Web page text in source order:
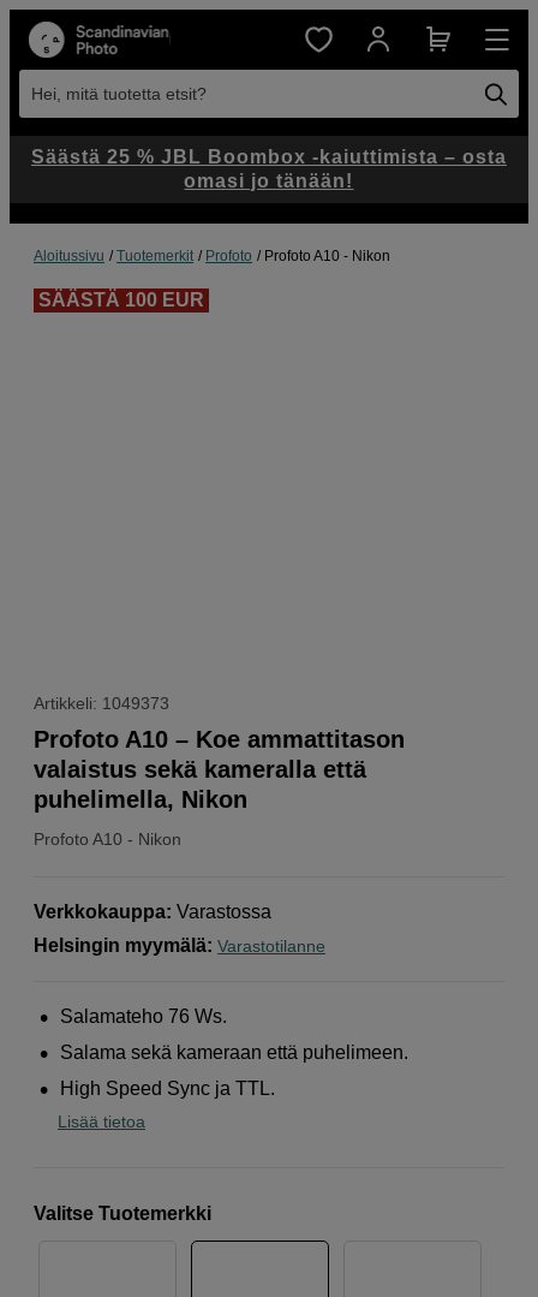
Hei, mitä tuotetta etsit?
Aloitussivu Tuotemerkit Profoto Profoto A10 - Nikon
SÄÄSTÄ 100 EUR
Artikkeli: 1049373
Profoto A10 - Nikon
Profoto A10 – Koe ammattitason
valaistus sekä kameralla että
puhelimella, Nikon
Verkkokauppa: Varastossa
Helsingin myymälä: Varastotilanne
Salamateho 76 Ws.
Salama sekä kameraan että puhelimeen.
High Speed Sync ja TTL.
Lisää tietoa
Valitse Tuotemerkki
Säästä 25 % JBL Boombox -kaiuttimista – osta
omasi jo tänään!